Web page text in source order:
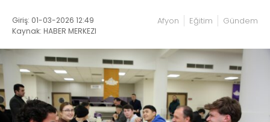
Giriş: 01-03-2026 12:49
Kaynak: HABER MERKEZI
Afyon Eğitim Gündem